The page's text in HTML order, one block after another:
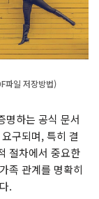
파일 저장방법)
명하는 공식 문서
구되며, 특히 결
절차에서 중요한
족 관계를 명확히
.